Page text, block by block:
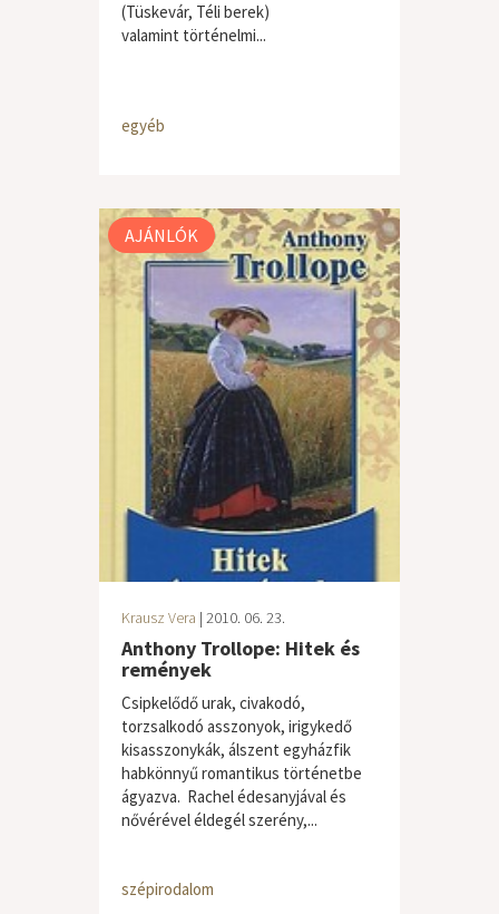
(Tüskevár, Téli berek)
valamint történelmi...
egyéb
AJÁNLÓK
Krausz Vera | 2010. 06. 23.
Anthony Trollope: Hitek és
remények
Csipkelődő urak, civakodó,
torzsalkodó asszonyok, irigykedő
kisasszonykák, álszent egyházfik
habkönnyű romantikus történetbe
ágyazva. Rachel édesanyjával és
nővérével éldegél szerény,...
szépirodalom